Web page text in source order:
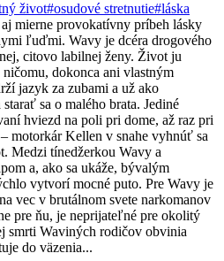
život#osudové stretnutie#láska
mierne provokatívny príbeh lásky
ľuďmi. Wavy je dcéra drogového
citovo labilnej ženy. Život ju
dokonca ani vlastným
jazyk za zubami a už ako
sa o malého brata. Jediné
hviezd na poli pri dome, až raz pri
motorkár Kellen v snahe vyhnúť sa
Medzi tínedžerkou Wavy a
a, ako sa ukáže, bývalým
vytvorí mocné puto. Pre Wavy je
vec v brutálnom svete narkomanov
pre ňu, je neprijateľné pre okolitý
smrti Waviných rodičov obvinia
do väzenia...